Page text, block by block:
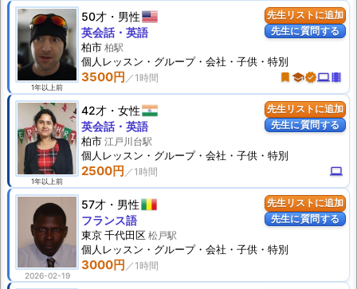
先生リストに追加
先生に質問する
1年以上前
50才 男性
3500円 turned_in schoolverifiedcomputertheaters
英会話・英語
柏市 柏駅
個人 レッスン ・グループ・会社・子供・特別
先生リストに追加
先生に質問する
1年以上前
42才 女性
2500円 computer
英会話・英語
柏市 江戸川台駅
個人 レッスン ・グループ・会社・子供・特別
先生リストに追加
先生に質問する
2026-02-19
57才 男性
3000円
フランス語
東京 千代田区 松戸駅
個人 レッスン ・グループ・会社・子供・特別